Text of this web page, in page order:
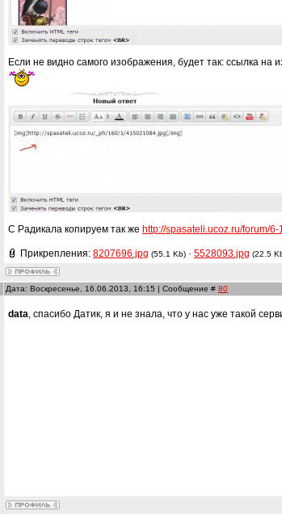
Если не видно самого изображения, будет так: ссылка на
С Радикала копируем так же http://spasateli.ucoz.ru/forum/
Прикрепления: 8207696.jpg (55.1 Kb) · 5528093.jpg (22.5
Дата: Воскресенье, 16.06.2013, 16:15 | Сообщение # 80
data , спасибо Датик, я и не знала, что у нас уже такой